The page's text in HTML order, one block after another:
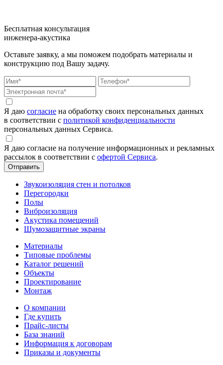
Бесплатная консультация
инженера-акустика
Оставьте заявку, а мы поможем подобрать материалы и
конструкцию под Вашу задачу.
Я даю согласие на обработку своих персональных данных
в соответствии с политикой конфиденциальности
персональных данных Сервиса.
Я даю согласие на получение информационных и рекламных
рассылок в соответствии с офертой Сервиса.
Звукоизоляция стен и потолков
Перегородки
Полы
Виброизоляция
Акустика помещений
Шумозащитные экраны
Материалы
Типовые проблемы
Каталог решений
Объекты
Проектирование
Монтаж
О компании
Где купить
Прайс-листы
База знаний
Информация к договорам
Приказы и документы